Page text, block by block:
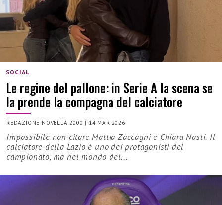
SOCIAL
Le regine del pallone: in Serie A la scena se
la prende la compagna del calciatore
REDAZIONE NOVELLA 2000 | 14 MAR 2026
Impossibile non citare Mattia Zaccagni e Chiara Nasti. Il
calciatore della Lazio è uno dei protagonisti del
campionato, ma nel mondo del...